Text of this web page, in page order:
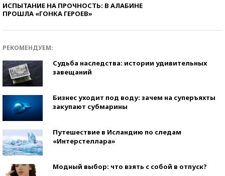
ИСПЫТАНИЕ НА ПРОЧНОСТЬ: В АЛАБИНЕ
ПРОШЛА «ГОНКА ГЕРОЕВ»
РЕКОМЕНДУЕМ:
Судьба наследства: истории удивительных
завещаний
Бизнес уходит под воду: зачем на суперъяхты
закупают субмарины
Путешествие в Исландию по следам
«Интерстеллара»
Модный выбор: что взять с собой в отпуск?